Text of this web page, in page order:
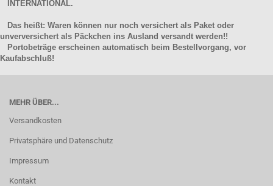
INTERNATIONAL.
Das heißt: Waren können nur noch versichert als Paket oder
unverversichert als Päckchen ins Ausland versandt werden!!
Portobeträge erscheinen automatisch beim Bestellvorgang, vor
Kaufabschluß!
MEHR ÜBER...
Versandkosten
Privatsphäre und Datenschutz
Impressum
Kontakt